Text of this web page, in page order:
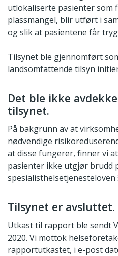
utlokaliserte pasienter som
plassmangel, blir utført i
og slik at pasientene får
Tilsynet ble gjennomført
landsomfattende tilsyn
Det ble ikke
tilsynet.
På bakgrunn av at
nødvendige
at disse fungerer, finner vi
pasienter ikke utgjør brudd
spesialisthelsetjenesteloven
Tilsynet er avsluttet.
Utkast til rapport ble sendt
2020. Vi mottok
rapportutkastet, i e-post